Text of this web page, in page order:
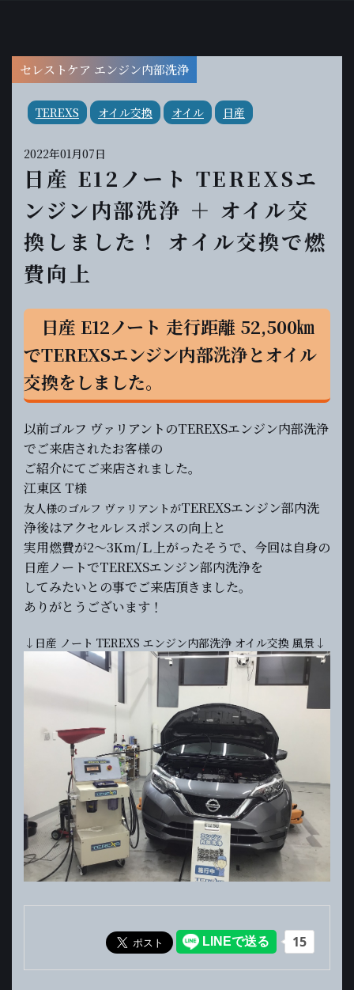
セレストケア エンジン内部洗浄
TEREXS オイル交換 オイル 日産
2022年01月07日
日産 E12ノート TEREXSエ
ンジン内部洗浄 ＋ オイル交
換しました！ オイル交換で燃
費向上
日産 E12ノート 走行距離 52,500㎞
でTEREXSエンジン内部洗浄とオイル
交換をしました。
以前ゴルフ ヴァリアント のTEREXSエンジン内部洗浄
でご来店されたお客様の
ご紹介にてご来店されました。
江東区 T様
友人様のゴルフ ヴァリアントがTEREXSエンジン部内洗
浄後はアクセルレスポンスの向上と
実用燃費が2～3Km/Ｌ上がったそうで、今回は自身の
日産ノートでTEREXSエンジン部内洗浄を
してみたいとの事でご来店頂きました。
ありがとうございます！
↓日産 ノート TEREXS エンジン内部洗浄 オイル交換 風景↓